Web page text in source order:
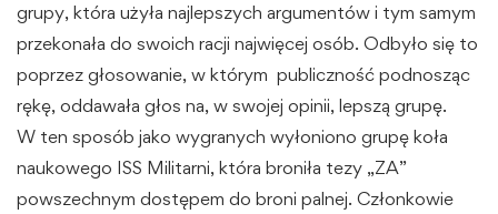
grupy, która użyła najlepszych argumentów i tym samym
przekonała do swoich racji najwięcej osób. Odbyło się to
poprzez głosowanie, w którym publiczność podnosząc
rękę, oddawała głos na, w swojej opinii, lepszą grupę.
W ten sposób jako wygranych wyłoniono grupę koła
naukowego ISS Militarni, która broniła tezy „ZA”
powszechnym dostępem do broni palnej. Członkowie